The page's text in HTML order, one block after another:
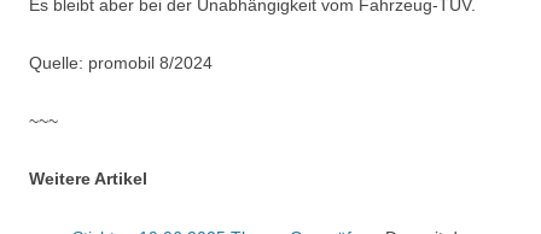
Es bleibt aber bei der Unabhängigkeit vom Fahrzeug-TÜV.
Quelle: promobil 8/2024
~~~
Weitere Artikel